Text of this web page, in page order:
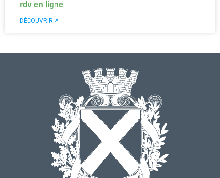
rdv en ligne
DÉCOUVRIR ↗